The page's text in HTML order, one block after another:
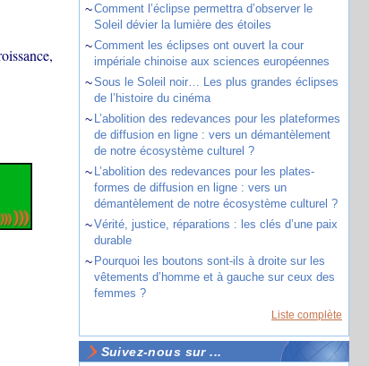
~Comment l’éclipse permettra d’observer le
Soleil dévier la lumière des étoiles
~Comment les éclipses ont ouvert la cour
impériale chinoise aux sciences européennes
~Sous le Soleil noir… Les plus grandes éclipses
de l’histoire du cinéma
~ L’abolition des redevances pour les plateformes
de diffusion en ligne : vers un démantèlement
de notre écosystème culturel ?
~ L’abolition des redevances pour les plates-
formes de diffusion en ligne : vers un
démantèlement de notre écosystème culturel ?
~Vérité, justice, réparations : les clés d’une paix
durable
~ Pourquoi les boutons sont-ils à droite sur les
vêtements d’homme et à gauche sur ceux des
femmes ?
Liste complète
Suivez-nous sur ...